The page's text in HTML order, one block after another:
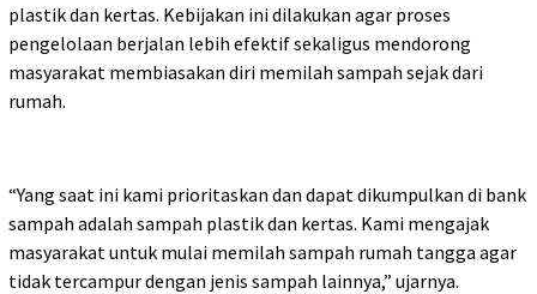
plastik dan kertas. Kebijakan ini dilakukan agar proses
pengelolaan berjalan lebih efektif sekaligus mendorong
masyarakat membiasakan diri memilah sampah sejak dari
rumah.
“Yang saat ini kami prioritaskan dan dapat dikumpulkan di bank
sampah adalah sampah plastik dan kertas. Kami mengajak
masyarakat untuk mulai memilah sampah rumah tangga agar
tidak tercampur dengan jenis sampah lainnya,” ujarnya.